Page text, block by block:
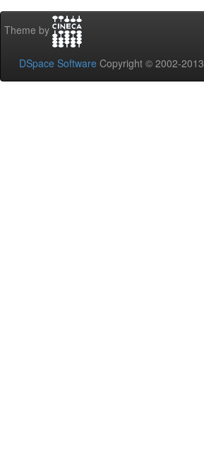
Theme by
DSpace Software Copyright © 2002-2013